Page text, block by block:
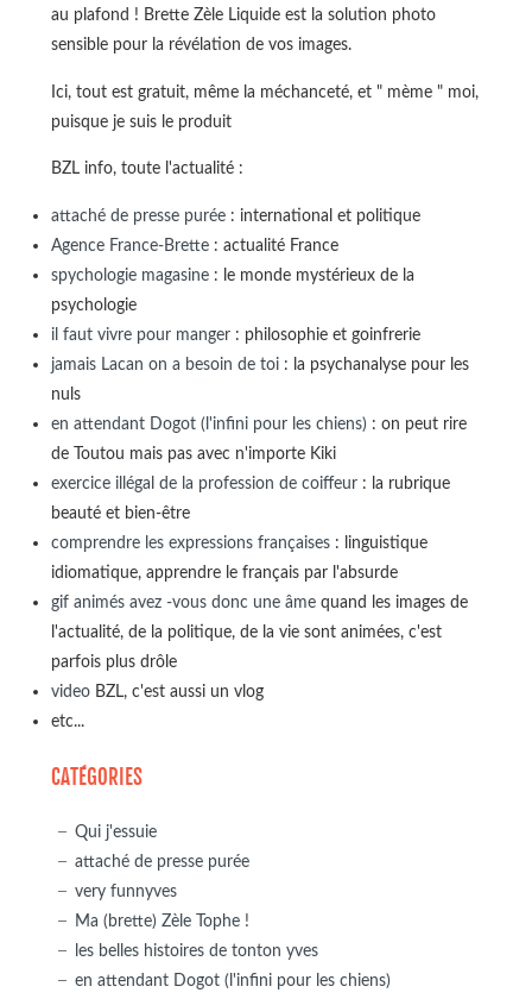
au plafond ! Brette Zèle Liquide est la solution photo
sensible pour la révélation de vos images.
Ici, tout est gratuit, même la méchanceté, et " mème " moi,
puisque je suis le produit
BZL info, toute l'actualité :
attaché de presse purée: international et politique
Agence France-Brette: actualité France
spychologie magasine: le monde mystérieux de la
psychologie
il faut vivre pour manger: philosophie et goinfrerie
jamais Lacan on a besoin de toi: la psychanalyse pour les
nuls
en attendant Dogot (l'infini pour les chiens): on peut rire
de Toutou mais pas avec n'importe Kiki
exercice illégal de la profession de coiffeur: la rubrique
beauté et bien-être
comprendre les expressions françaises: linguistique
idiomatique, apprendre le français par l'absurde
gif animés avez -vous donc une âmequand les images de
l'actualité, de la politique, de la vie sont animées, c'est
parfois plus drôle
videoBZL, c'est aussi un vlog
etc...
CATÉGORIES
Qui j'essuie
attaché de presse purée
very funnyves
Ma (brette) Zèle Tophe !
les belles histoires de tonton yves
en attendant Dogot (l'infini pour les chiens)